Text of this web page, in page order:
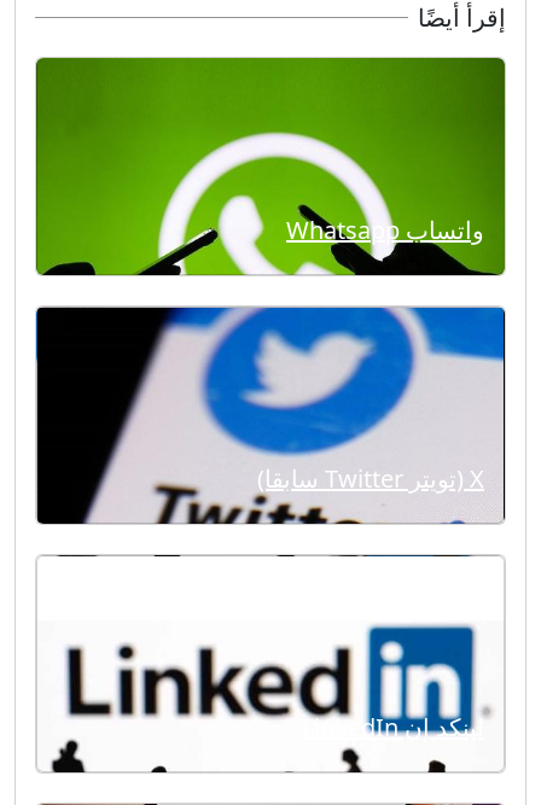
إقرأ أيضًا
واتساب Whatsapp
X (تويتر Twitter سابقا)
لينكد إن LinkedIn